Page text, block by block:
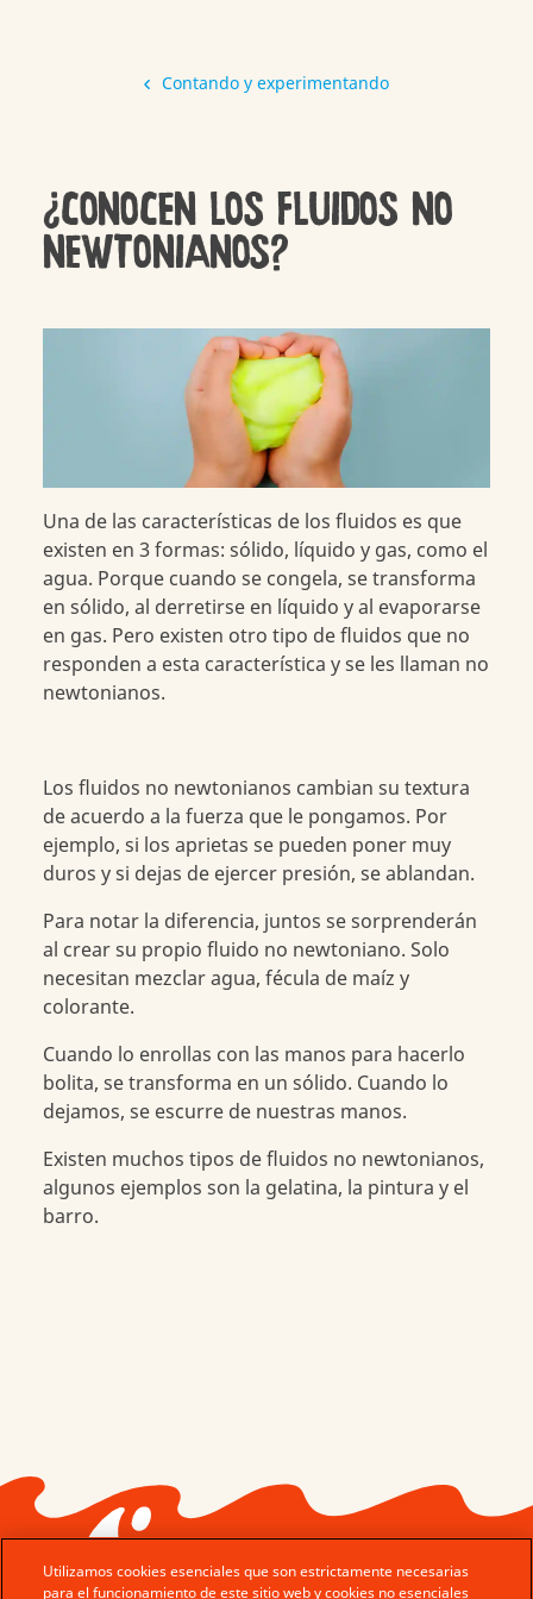
Contando y experimentando
¿CONOCEN LOS FLUIDOS NO
NEWTONIANOS?
Una de las características de los fluidos es que
existen en 3 formas: sólido, líquido y gas, como el
agua. Porque cuando se congela, se transforma
en sólido, al derretirse en líquido y al evaporarse
en gas. Pero existen otro tipo de fluidos que no
responden a esta característica y se les llaman no
newtonianos.
Los fluidos no newtonianos cambian su textura
de acuerdo a la fuerza que le pongamos. Por
ejemplo, si los aprietas se pueden poner muy
duros y si dejas de ejercer presión, se ablandan.
Para notar la diferencia, juntos se sorprenderán
al crear su propio fluido no newtoniano. Solo
necesitan mezclar agua, fécula de maíz y
colorante.
Cuando lo enrollas con las manos para hacerlo
bolita, se transforma en un sólido. Cuando lo
dejamos, se escurre de nuestras manos.
Existen muchos tipos de fluidos no newtonianos,
algunos ejemplos son la gelatina, la pintura y el
barro.
Utilizamos cookies esenciales que son estrictamente necesarias
para el funcionamiento de este sitio web y cookies no esenciales